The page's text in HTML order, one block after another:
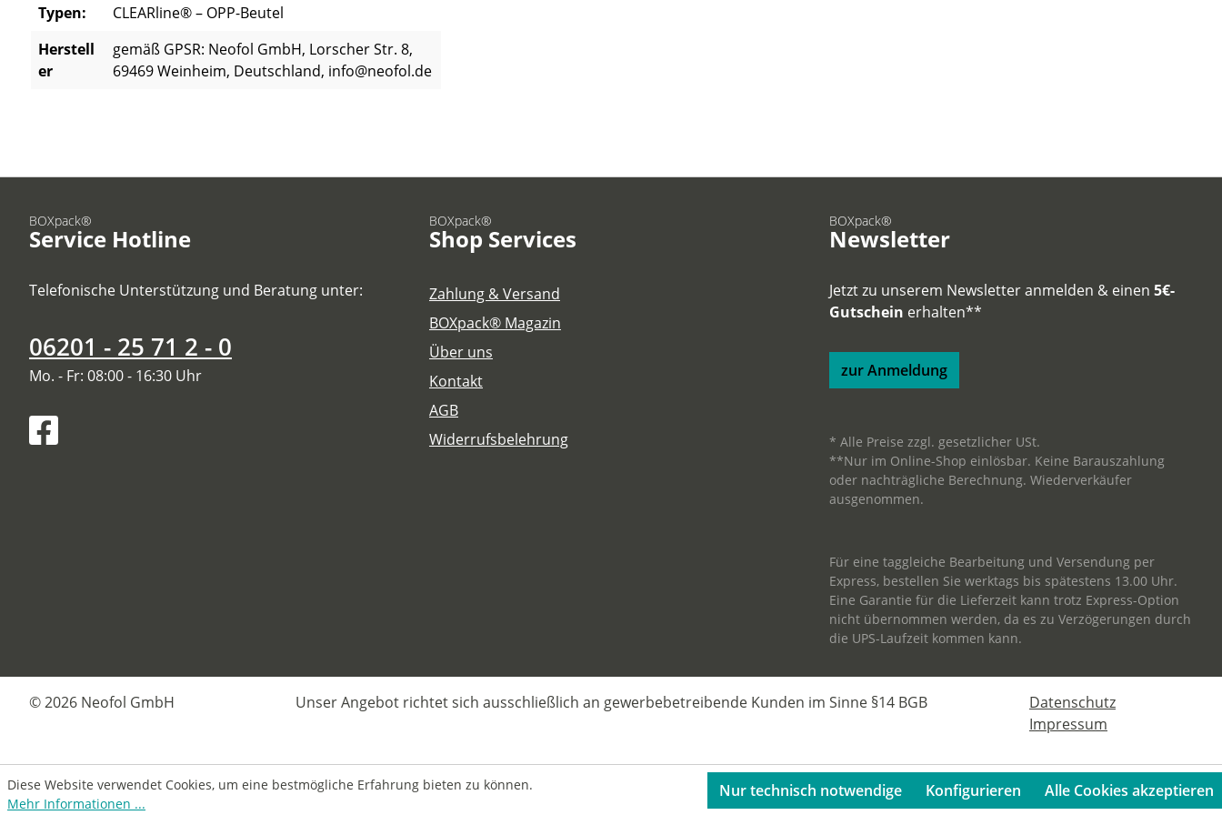
Typen:
CLEARline® – OPP-Beutel
Herstell
er
gemäß GPSR: Neofol GmbH, Lorscher Str. 8,
69469 Weinheim, Deutschland, info@neofol.de
BOXpack®
Service Hotline
Telefonische Unterstützung und Beratung unter:
06201 - 25 71 2 - 0
Mo. - Fr: 08:00 - 16:30 Uhr
BOXpack®
Shop Services
Zahlung & Versand
BOXpack® Magazin
Über uns
Kontakt
AGB
Widerrufsbelehrung
BOXpack®
Newsletter
Jetzt zu unserem Newsletter anmelden & einen 5€-
Gutschein erhalten**
zur Anmeldung
* Alle Preise zzgl. gesetzlicher USt.
**Nur im Online-Shop einlösbar. Keine Barauszahlung
oder nachträgliche Berechnung. Wiederverkäufer
ausgenommen.
Für eine taggleiche Bearbeitung und Versendung per
Express, bestellen Sie werktags bis spätestens 13.00 Uhr.
Eine Garantie für die Lieferzeit kann trotz Express-Option
nicht übernommen werden, da es zu Verzögerungen durch
die UPS-Laufzeit kommen kann.
© 2026 Neofol GmbH Unser Angebot richtet sich ausschließlich an gewerbebetreibende Kunden im Sinne §14 BGB
Datenschutz
Impressum
Diese Website verwendet Cookies, um eine bestmögliche Erfahrung bieten zu können.
Mehr Informationen ...
Nur technisch notwendige Konfigurieren Alle Cookies akzeptieren